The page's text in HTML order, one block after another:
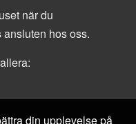
när du
hos oss.
din upplevelse på